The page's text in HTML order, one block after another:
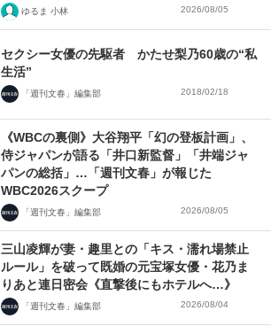
ゆるま 小林 2026/08/05
セクシー女優の先駆者 かたせ梨乃60歳の“私
生活”
「週刊文春」編集部 2018/02/18
《WBCの裏側》大谷翔平「幻の登板計画」、
侍ジャパンが語る「井口新監督」「井端ジャ
パンの総括」…「週刊文春」が報じた
WBC2026スクープ
「週刊文春」編集部 2026/08/05
三山凌輝が妻・趣里との「キス・濡れ場禁止
ルール」を破って既婚の元宝塚女優・花乃ま
りあと連日密会《直撃後にもホテルへ…》
「週刊文春」編集部 2026/08/04